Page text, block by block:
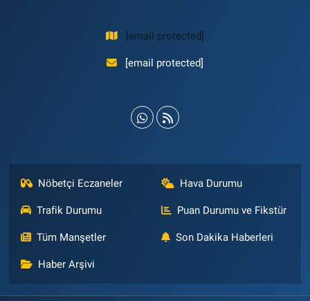
[email protected]
[email protected]
Nöbetçi Eczaneler Hava Durumu
Trafik Durumu Puan Durumu ve Fikstür
Tüm Manşetler Son Dakika Haberleri
Haber Arşivi